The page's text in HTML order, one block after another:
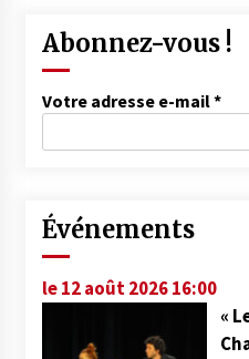
Abonnez-vous !
Votre adresse e-mail*
Événements
le 12 août 2026 16:00
«